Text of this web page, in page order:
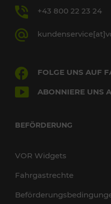
+43 800 22 23 24
FOLGE UNS AUF
ABONNIERE UNS
BEFÖRDERUNG
VOR Widgets
Fahrgastrechte